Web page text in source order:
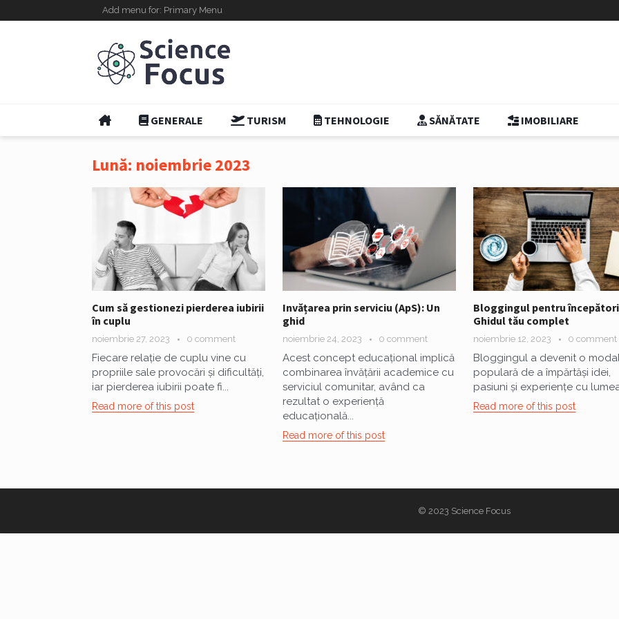
Add menu for: Primary Menu
GENERALE TURISM TEHNOLOGIE SĂNĂTATE IMOBILIARE
Lună: noiembrie 2023
Cum să gestionezi pierderea iubirii
în cuplu
noiembrie 27, 2023 0 comment
Fiecare relație de cuplu vine cu
propriile sale provocări și dificultăți,
iar pierderea iubirii poate fi...
Read more of this post
Invățarea prin serviciu (ApS): Un
ghid
noiembrie 24, 2023 0 comment
Acest concept educațional implică
combinarea învățării academice cu
serviciul comunitar, având ca
rezultat o experiență
educațională...
Read more of this post
Bloggingul pentru
Ghidul tău complet
noiembrie 12, 2023 0 comment
Bloggingul a devenit o
populară de a împărtăși idei,
pasiuni și experiențe cu
Read more of this post
© 2023 Science Focus